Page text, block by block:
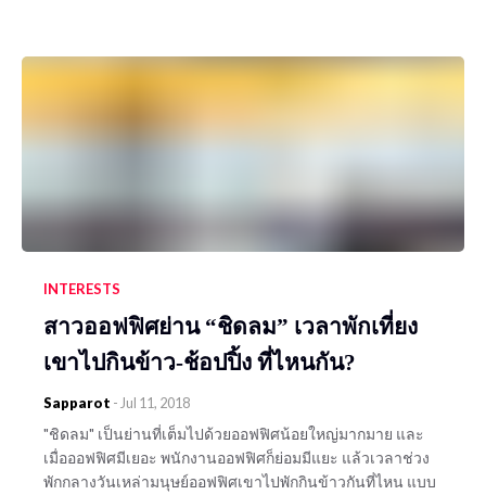
INTERESTS
สาวออฟฟิศย่าน “ชิดลม” เวลาพักเที่ยง
เขาไปกินข้าว-ช้อปปิ้ง ที่ไหนกัน?
Sapparot - Jul 11, 2018
"ชิดลม" เป็นย่านที่เต็มไปด้วยออฟฟิศน้อยใหญ่มากมาย และ
เมื่อออฟฟิศมีเยอะ พนักงานออฟฟิศก็ย่อมมีแยะ แล้วเวลาช่วง
พักกลางวันเหล่ามนุษย์ออฟฟิศเขาไปพักกินข้าวกันที่ไหน แบบ